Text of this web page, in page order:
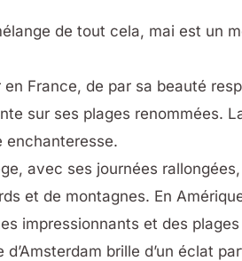
de tout cela, mai est un
en France, de par sa beauté
sur ses plages renommées.
enchanteresse.
avec ses journées
et de montagnes. En
impressionnants et des
d’Amsterdam brille d’un éclat